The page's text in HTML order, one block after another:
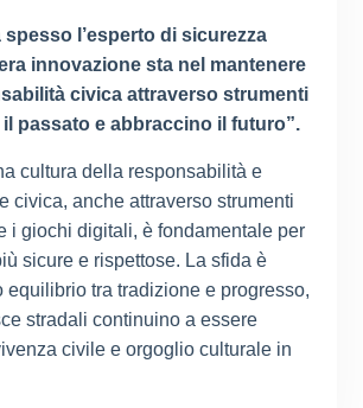
spesso l’esperto di sicurezza
innovazione sta nel mantenere
civica attraverso strumenti
passato e abbraccino il futuro”.
cultura della responsabilità e
civica, anche attraverso strumenti
i giochi digitali, è fondamentale per
sicure e rispettose. La sfida è
equilibrio tra tradizione e progresso,
stradali continuino a essere
civile e orgoglio culturale in